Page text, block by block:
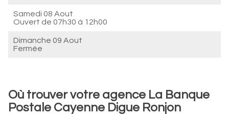
Samedi 08 Aout
Ouvert de 07h30 à 12h00
Dimanche 09 Aout
Fermée
Où trouver votre agence La Banque
Postale Cayenne Digue Ronjon